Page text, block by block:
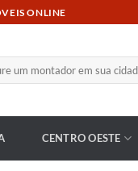
ONLINE
CENTRO OESTE